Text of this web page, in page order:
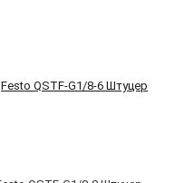
Festo QSTF-G1/8-6 Штуцер